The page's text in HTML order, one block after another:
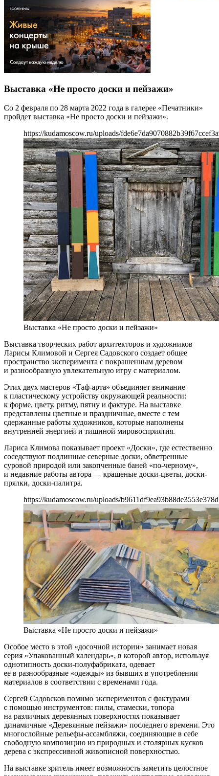
Выставка «Не просто доски и пейзажи»
Со 2 февраля по 28 марта 2022 года в галерее «Печатники»
пройдет выставка «Не просто доски и пейзажи».
https://kudamoscow.ru/uploads/
Выставка «Не просто доски и пейзажи»
Выставка творческих работ архитекторов и художников
Ларисы Климовой и Сергея Садовского создает общее
пространство эксперимента с покрашенным деревом
и разнообразную увлекательную игру с материалом.
Этих двух мастеров «Таф-арта» объединяет внимание
к пластическому устройству окружающей реальности:
к форме, цвету, ритму, пятну и фактуре. На выставке
представлены цветные и праздничные, вместе с тем
сдержанные работы художников, которые наполнены
внутренней энергией и тишиной мировосприятия.
Лариса Климова показывает проект «Доски», где естественно
соседствуют подлинные северные доски, обветренные
суровой природой или закопченные баней «по-черному»,
и недавние работы автора — крашеные доски-цветы, доски-
прялки, доски-палитра.
https://kudamoscow.ru/uploads/
Выставка «Не просто доски и пейзажи»
Особое место в этой «досочной истории» занимает новая
серия «Упакованный календарь», в которой автор, используя
однотипность доски-полуфабриката, одевает
ее в разнообразные «одежды» из бывших в употреблении
материалов в соответствии с временами года.
Сергей Садовсков помимо экспериментов с фактурами
с помощью инструментов: пилы, стамески, топора
на различных деревянных поверхностях показывает
динамичные «Деревянные пейзажи» последнего времени. Это
многослойные рельефы-ассамбляжи, соединяющие в себе
свободную композицию из природных и столярных кусков
дерева с экспрессивной живописной поверхностью.
На выставке зритель имеет возможность заметить целостное